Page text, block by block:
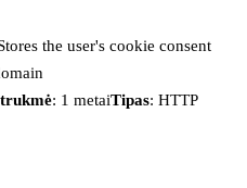
the user's cookie consent
: 1 metaiTipas: HTTP